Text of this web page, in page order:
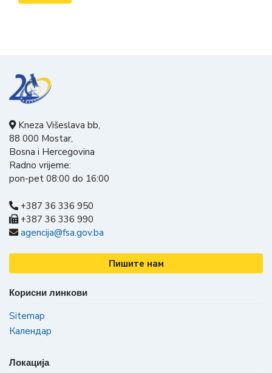
Kneza Višeslava bb,
88 000 Mostar,
Bosna i Hercegovina
Radno vrijeme:
pon-pet 08:00 do 16:00
+387 36 336 950
+387 36 336 990
agencija@fsa.gov.ba
Пишите нам
Корисни линкови
Sitemap
Календар
Локација